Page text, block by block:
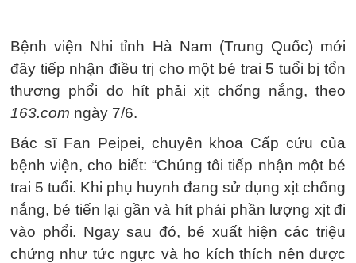
Bệnh viện Nhi tỉnh Hà Nam (Trung Quốc) mới
đây tiếp nhận điều trị cho một bé trai 5 tuổi bị tổn
thương phổi do hít phải xịt chống nắng, theo
163.com ngày 7/6.
Bác sĩ Fan Peipei, chuyên khoa Cấp cứu của
bệnh viện, cho biết: “Chúng tôi tiếp nhận một bé
trai 5 tuổi. Khi phụ huynh đang sử dụng xịt chống
nắng, bé tiến lại gần và hít phải phần lượng xịt đi
vào phổi. Ngay sau đó, bé xuất hiện các triệu
chứng như tức ngực và ho kích thích nên được